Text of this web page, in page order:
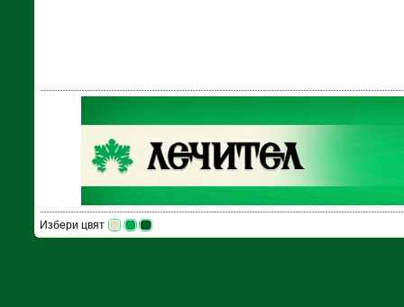
Избери цвят